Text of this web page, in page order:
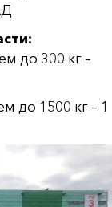
до 300 кг –
до 1500 кг – 1